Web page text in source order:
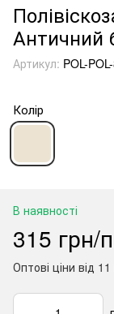
Античний
Артикул: POL-
Колір
В наявності
315 грн/
Оптові ціни від